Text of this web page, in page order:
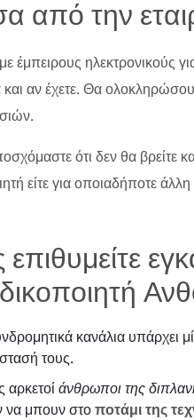
από την
έμπειρους ηλεκτρονικούς
αν έχετε. Θα
ότι δεν θα βρείτε
είτε για οποιαδήποτε
κανάλια υπάρχει
τους.
αρκετοίάνθρωποι της
να μπουν στοποτάμι της